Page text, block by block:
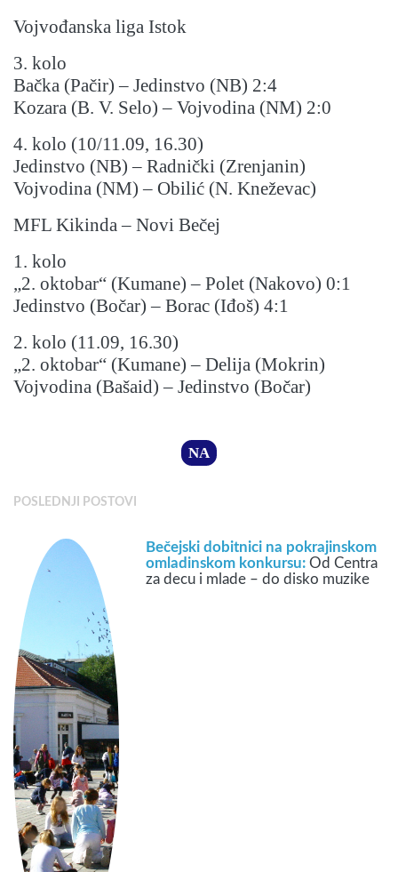
Vojvođanska liga Istok
3. kolo
Bačka (Pačir) – Jedinstvo (NB) 2:4
Kozara (B. V. Selo) – Vojvodina (NM) 2:0
4. kolo (10/11.09, 16.30)
Jedinstvo (NB) – Radnički (Zrenjanin)
Vojvodina (NM) – Obilić (N. Kneževac)
MFL Kikinda – Novi Bečej
1. kolo
„2. oktobar“ (Kumane) – Polet (Nakovo) 0:1
Jedinstvo (Bočar) – Borac (Iđoš) 4:1
2. kolo (11.09, 16.30)
„2. oktobar“ (Kumane) – Delija (Mokrin)
Vojvodina (Bašaid) – Jedinstvo (Bočar)
NA
POSLEDNJI POSTOVI
Bečejski dobitnici na pokrajinskom
omladinskom konkursu:Od Centra
za decu i mlade – do disko muzike